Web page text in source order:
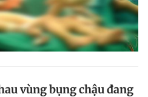
vùng bụng chậu đang